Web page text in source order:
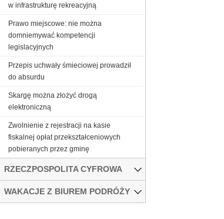
w infrastrukturę rekreacyjną
Prawo miejscowe: nie można
domniemywać kompetencji
legislacyjnych
Przepis uchwały śmieciowej prowadził
do absurdu
Skargę można złożyć drogą
elektroniczną
Zwolnienie z rejestracji na kasie
fiskalnej opłat przekształceniowych
pobieranych przez gminę
RZECZPOSPOLITA CYFROWA
WAKACJE Z BIUREM PODRÓŻY